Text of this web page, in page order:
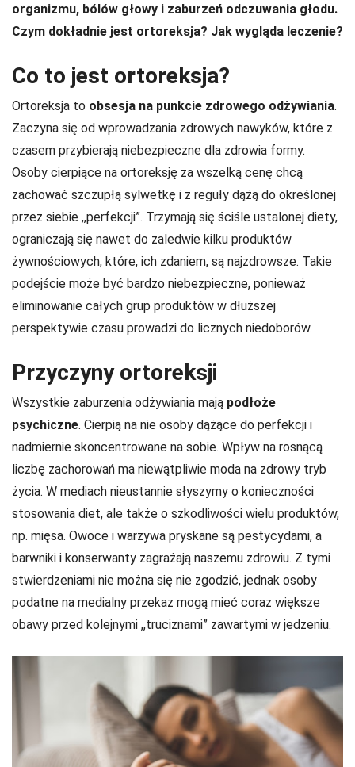
organizmu, bólów głowy i zaburzeń odczuwania głodu.
Czym dokładnie jest ortoreksja? Jak wygląda leczenie?
Co to jest ortoreksja?
Ortoreksja to obsesja na punkcie zdrowego odżywiania.
Zaczyna się od wprowadzania zdrowych nawyków, które z
czasem przybierają niebezpieczne dla zdrowia formy.
Osoby cierpiące na ortoreksję za wszelką cenę chcą
zachować szczupłą sylwetkę i z reguły dążą do określonej
przez siebie ,,perfekcji”. Trzymają się ściśle ustalonej diety,
ograniczają się nawet do zaledwie kilku produktów
żywnościowych, które, ich zdaniem, są najzdrowsze. Takie
podejście może być bardzo niebezpieczne, ponieważ
eliminowanie całych grup produktów w dłuższej
perspektywie czasu prowadzi do licznych niedoborów.
Przyczyny ortoreksji
Wszystkie zaburzenia odżywiania mają podłoże
psychiczne. Cierpią na nie osoby dążące do perfekcji i
nadmiernie skoncentrowane na sobie. Wpływ na rosnącą
liczbę zachorowań ma niewątpliwie moda na zdrowy tryb
życia. W mediach nieustannie słyszymy o konieczności
stosowania diet, ale także o szkodliwości wielu produktów,
np. mięsa. Owoce i warzywa pryskane są pestycydami, a
barwniki i konserwanty zagrażają naszemu zdrowiu. Z tymi
stwierdzeniami nie można się nie zgodzić, jednak osoby
podatne na medialny przekaz mogą mieć coraz większe
obawy przed kolejnymi ,,truciznami” zawartymi w jedzeniu.